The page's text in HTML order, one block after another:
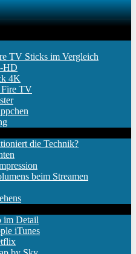
TV Sticks im Vergleich
HD
4K
Fire TV
die Technik?
beim Streamen
im Detail
iTunes